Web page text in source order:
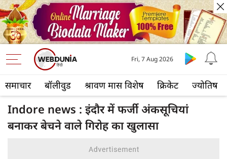
समाचार बॉलीवुड श्रावण मास विशेष क्रिकेट ज्योतिष
Fri, 7 Aug 2026
Indore news : इंदौर में फर्जी अंकसूचियां
बनाकर बेचने वाले गिरोह का खुलासा